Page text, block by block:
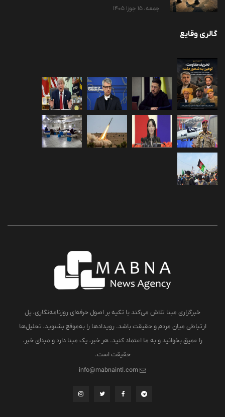
جمعه، 15 جوزا 1405
گالری وقایع
خبرگزاری مبنا تلاش می‌کند با تکیه بر اصول حرفه‌ای روزنامه‌نگاری، پل
ارتباطی میان مردم و حقیقت باشد. رویدادها را به‌موقع بشنوید، تحلیل‌ها
را عمیق بخوانید و به ما اعتماد کنید. هر خبر، یک مبنا دارد و مبنای خبر،
حقیقت است.
info@mabnaintl.com